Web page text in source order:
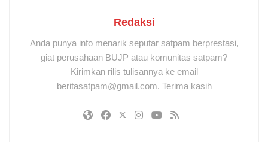
Redaksi
Anda punya info menarik seputar satpam berprestasi,
giat perusahaan BUJP atau komunitas satpam?
Kirimkan rilis tulisannya ke email
beritasatpam@gmail.com. Terima kasih